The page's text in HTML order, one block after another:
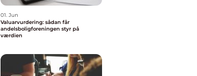
01. Jun
Valuarvurdering: sådan får
andelsboligforeningen styr på
værdien